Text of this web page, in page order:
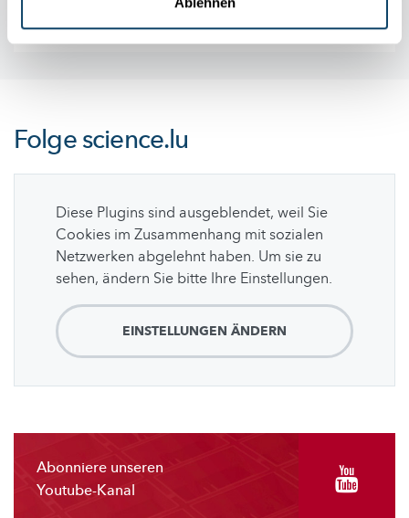
Folgescience.lu
Diese Plugins sind ausgeblendet, weil Sie
Cookies im Zusammenhang mit sozialen
Netzwerken abgelehnt haben. Um sie zu
sehen, ändern Sie bitte Ihre Einstellungen.
EINSTELLUNGEN ÄNDERN
Abonniere unseren
Youtube-Kanal